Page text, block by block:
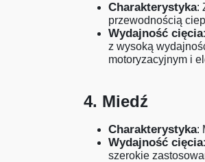
Charakterystyka:
przewodnością
Wydajność cięcia
z wysoką
motoryzacyjnym i
4. Miedź
Charakterystyka:
Wydajność cięcia
szerokie